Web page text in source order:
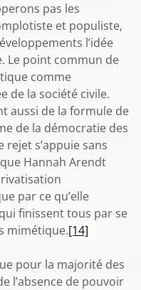
pas les
et populiste,
l’idée
Le point commun de
comme
de la société civile.
aussi de la formule de
de la démocratie des
rejet s’appuie sans
Hannah Arendt
par ce qu’elle
finissent tous par se
mimétique.[14]
pour la majorité des
l’absence de pouvoir